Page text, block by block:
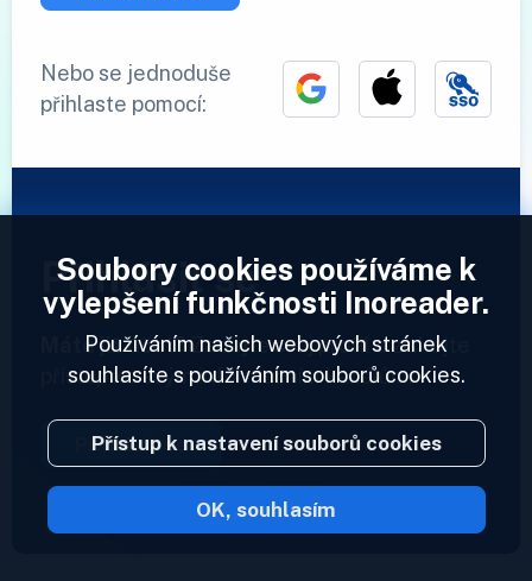
Nebo se jednoduše
přihlaste pomocí:
Přihlásit se
Máte již účet?Zadejte svůj profil a získejte
přístup ke svým informačním kanálům.
Přihlásit se
2023 © Inoreader
Soubory cookies používáme k
vylepšení funkčnosti Inoreader.
Používáním našich webových stránek
souhlasíte s používáním souborů cookies.
Přístup k nastavení souborů cookies
OK, souhlasím